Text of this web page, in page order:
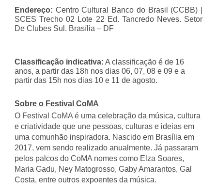
Endereço: Centro Cultural Banco do Brasil (CCBB) |
SCES Trecho 02 Lote 22 Ed. Tancredo Neves. Setor
De Clubes Sul. Brasília – DF
Classificação indicativa: A classificação é de 16
anos, a partir das 18h nos dias 06, 07, 08 e 09 e a
partir das 15h nos dias 10 e 11 de agosto.
Sobre o Festival CoMA
O Festival CoMA é uma celebração da música, cultura
e criatividade que une pessoas, culturas e ideias em
uma comunhão inspiradora. Nascido em Brasília em
2017, vem sendo realizado anualmente. Já passaram
pelos palcos do CoMA nomes como Elza Soares,
Maria Gadu, Ney Matogrosso, Gaby Amarantos, Gal
Costa, entre outros expoentes da música.